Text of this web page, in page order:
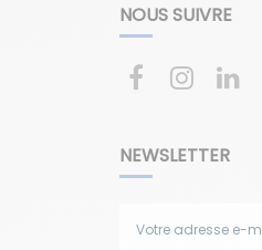
NOUS SUIVRE
NEWSLETTER